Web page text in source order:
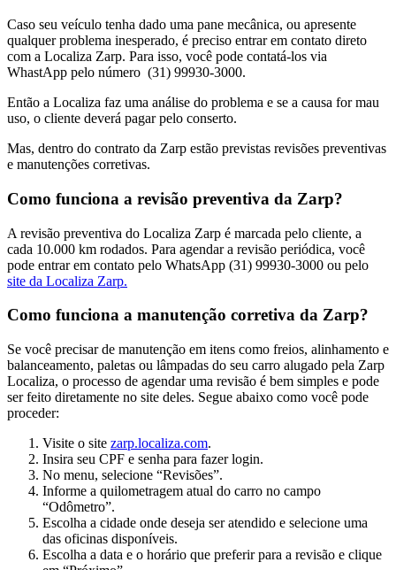
Caso seu veículo tenha dado uma pane mecânica, ou apresente
qualquer problema inesperado, é preciso entrar em contato direto
com a Localiza Zarp. Para isso, você pode contatá-los via
WhastApp pelo número (31) 99930-3000.
Então a Localiza faz uma análise do problema e se a causa for mau
uso, o cliente deverá pagar pelo conserto.
Mas, dentro do contrato da Zarp estão previstas revisões preventivas
e manutenções corretivas.
Como funciona a revisão preventiva da Zarp?
A revisão preventiva do Localiza Zarp é marcada pelo cliente, a
cada 10.000 km rodados. Para agendar a revisão periódica, você
pode entrar em contato pelo WhatsApp (31) 99930-3000 ou pelo
site da Localiza Zarp.
Como funciona a manutenção corretiva da Zarp?
Se você precisar de manutenção em itens como freios, alinhamento e
balanceamento, paletas ou lâmpadas do seu carro alugado pela Zarp
Localiza, o processo de agendar uma revisão é bem simples e pode
ser feito diretamente no site deles. Segue abaixo como você pode
proceder:
Visite o site zarp.localiza.com.
Insira seu CPF e senha para fazer login.
No menu, selecione “Revisões”.
Informe a quilometragem atual do carro no campo
“Odômetro”.
Escolha a cidade onde deseja ser atendido e selecione uma
das oficinas disponíveis.
Escolha a data e o horário que preferir para a revisão e clique